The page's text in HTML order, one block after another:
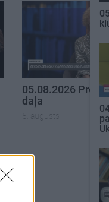
05.08.2026
daļa
5. augusts